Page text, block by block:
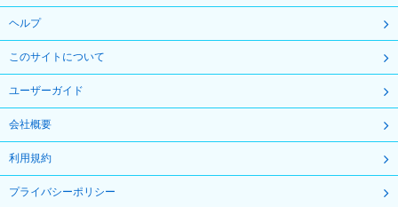
ヘルプ
このサイトについて
ユーザーガイド
会社概要
利用規約
プライバシーポリシー